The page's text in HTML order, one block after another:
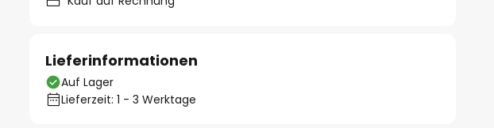
Lieferinformationen
Auf Lager
Lieferzeit: 1 - 3 Werktage